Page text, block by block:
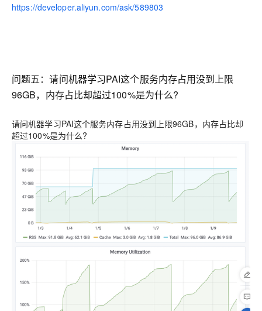
https://developer.aliyun.com/ask/589803
问题五：请问机器学习PAI这个服务内存占用没到上限
96GB，内存占比却超过100%是为什么?
请问机器学习PAI这个服务内存占用没到上限96GB，内存占比却
超过100%是为什么?